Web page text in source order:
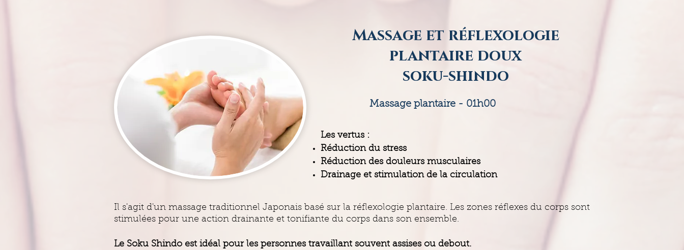
Massage et réflexologie
plantaire doux
soku-shindo
Massage plantaire - 01h00
Les vertus :
Réduction du stress
Réduction des douleurs musculaires
Drainage et stimulation de la circulation
Il s'agit d'un massage traditionnel Japonais basé sur la réflexologie plantaire. Les zones réflexes du corps sont
stimulées pour une action drainante et tonifiante du corps dans son ensemble.
Le Soku Shindo est idéal pour les personnes travaillant souvent assises ou debout.